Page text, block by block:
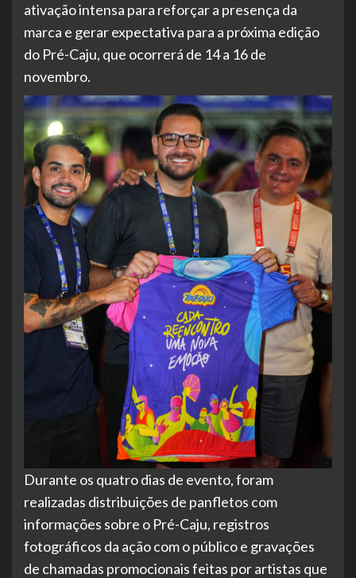
ativação intensa para reforçar a presença da
marca e gerar expectativa para a próxima edição
do Pré-Caju, que ocorrerá de 14 a 16 de
novembro.
Durante os quatro dias de evento, foram
realizadas distribuições de panfletos com
informações sobre o Pré-Caju, registros
fotográficos da ação com o público e gravações
de chamadas promocionais feitas por artistas que